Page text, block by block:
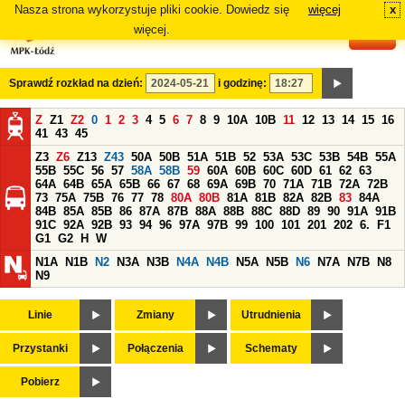
Nasza strona wykorzystuje pliki cookie. Dowiedz się
więcej.
więcej x
Sprawdź rozkład na dzień: i godzinę:
Z Z1 Z2 0 1 2 3 4 5 6 7 8 9 10A 10B 11 12 13 14 15 16
41 43 45
Z3 Z6 Z13 Z43 50A 50B 51A 51B 52 53A 53C 53B 54B 55A
55B 55C 56 57 58A 58B 59 60A 60B 60C 60D 61 62 63
64A 64B 65A 65B 66 67 68 69A 69B 70 71A 71B 72A 72B
73 75A 75B 76 77 78 80A 80B 81A 81B 82A 82B 83 84A
84B 85A 85B 86 87A 87B 88A 88B 88C 88D 89 90 91A 91B
91C 92A 92B 93 94 96 97A 97B 99 100 101 201 202 6.
F1
G1 G2 H
W
N1A
N1B N2 N3A N3B N4A N4B N5A N5B N6 N7A N7B
N8
N9
Linie Zmiany Utrudnienia
Przystanki Połączenia Schematy
Pobierz